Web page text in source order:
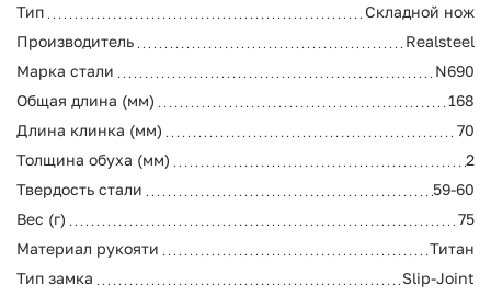
Тип
Складной нож
Производитель
Realsteel
Марка стали
N690
Общая длина (мм)
168
Длина клинка (мм)
70
Толщина обуха (мм)
2
Твердость стали
59-60
Вес (г)
75
Материал рукояти
Титан
Тип замка
Slip-Joint